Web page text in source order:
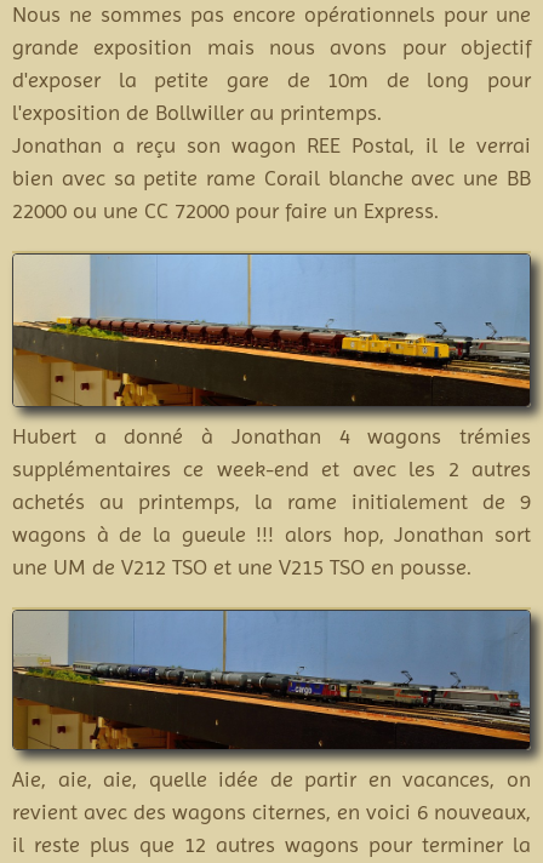
Nous ne sommes pas encore opérationnels pour une
grande exposition mais nous avons pour objectif
d'exposer la petite gare de 10m de long pour
l'exposition de Bollwiller au printemps.
Jonathan a reçu son wagon REE Postal, il le verrai
bien avec sa petite rame Corail blanche avec une BB
22000 ou une CC 72000 pour faire un Express.
Hubert a donné à Jonathan 4 wagons trémies
supplémentaires ce week-end et avec les 2 autres
achetés au printemps, la rame initialement de 9
wagons à de la gueule !!! alors hop, Jonathan sort
une UM de V212 TSO et une V215 TSO en pousse.
Aie, aie, aie, quelle idée de partir en vacances, on
revient avec des wagons citernes, en voici 6 nouveaux,
il reste plus que 12 autres wagons pour terminer la